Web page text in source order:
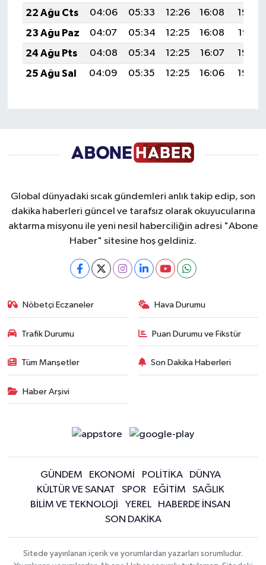
22 Ağu Cts
04:06 05:33 12:26 16:08
19:09
23 Ağu Paz
04:07 05:34 12:25 16:08
19:07
24 Ağu Pts
04:08 05:34 12:25 16:07
19:06
25 Ağu Sal
04:09 05:35 12:25 16:06 19:05
Global dünyadaki sıcak gündemleri anlık takip edip, son
dakika haberleri güncel ve tarafsız olarak okuyucularına
aktarma misyonu ile yeni nesil haberciliğin adresi "Abone
Haber" sitesine hoş geldiniz.
Nöbetçi Eczaneler Hava Durumu
Trafik Durumu Puan Durumu ve Fikstür
Tüm Manşetler Son Dakika Haberleri
Haber Arşivi
GÜNDEM EKONOMİ POLİTİKA
DÜNYA
KÜLTÜR VE SANAT
SPOR EĞİTİM
SAĞLIK
BİLİM VE TEKNOLOJİ
YEREL
HABERDE İNSAN
SON DAKİKA
Sitede yayınlanan içerik ve yorumlardan yazarları sorumludur.